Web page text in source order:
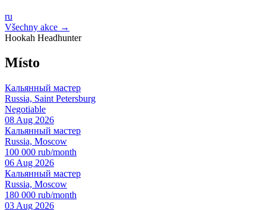
ru
Všechny akce →
Hookah Headhunter
Místo
Кальянный мастер
Russia, Saint Petersburg
Negotiable
08 Aug 2026
Кальянный мастер
Russia, Moscow
100 000 rub/month
06 Aug 2026
Кальянный мастер
Russia, Moscow
180 000 rub/month
03 Aug 2026